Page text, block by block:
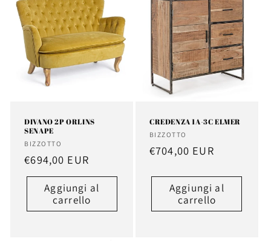
DIVANO 2P ORLINS
SENAPE
Fornitore:
BIZZOTTO
Prezzo
di
listino
€694,00 EUR
Aggiungi al
carrello
CREDENZA 1A-3C ELMER
Fornitore:
BIZZOTTO
Prezzo
listino
€704,00 EUR
Aggiungi al
carrello